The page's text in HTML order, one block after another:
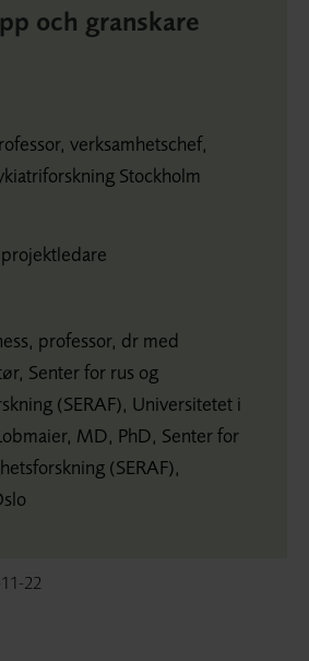
och granskare
verksamhetschef,
Stockholm
professor, dr med
Senter for rus og
(SERAF), Universitetet i
MD, PhD, Senter for
(SERAF),
22